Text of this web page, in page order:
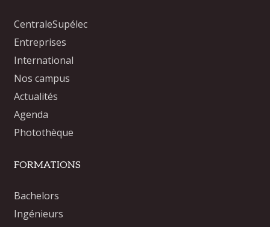
CentraleSupélec
Entreprises
International
Nos campus
Actualités
Agenda
Photothèque
FORMATIONS
Bachelors
Ingénieurs